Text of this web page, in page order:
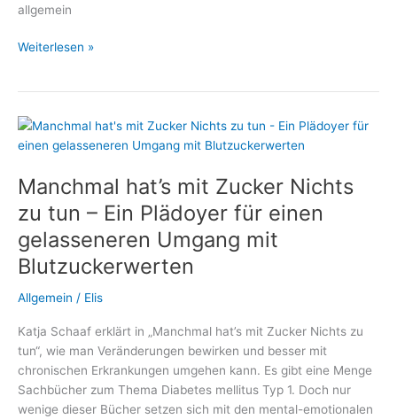
allgemein
Alpha-
Abbau
von
Weiterlesen »
Manchmal hat’s mit Zucker Nichts
zu tun – Ein Plädoyer für einen
gelasseneren Umgang mit
Blutzuckerwerten
Allgemein / Elis
Katja Schaaf erklärt in „Manchmal hat’s mit Zucker Nichts zu
tun“, wie man Veränderungen bewirken und besser mit
chronischen Erkrankungen umgehen kann. Es gibt eine Menge
Sachbücher zum Thema Diabetes mellitus Typ 1. Doch nur
wenige dieser Bücher setzen sich mit den mental-emotionalen